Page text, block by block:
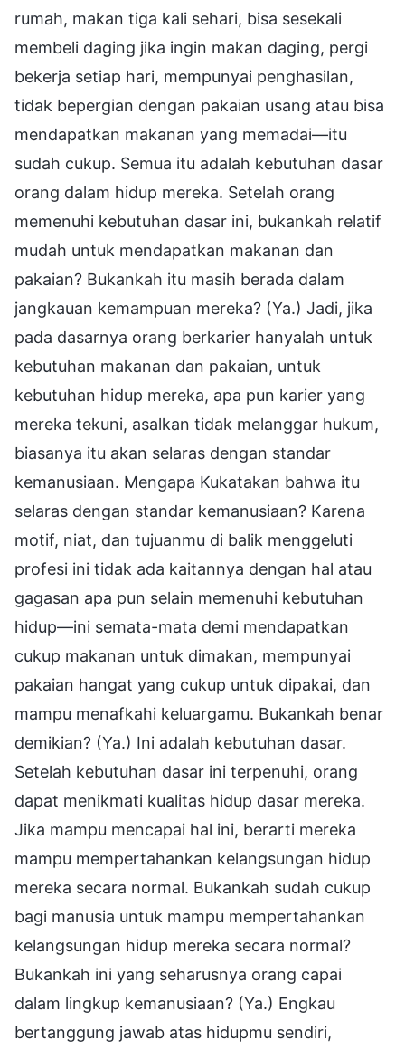
rumah, makan tiga kali sehari, bisa sesekali
membeli daging jika ingin makan daging, pergi
bekerja setiap hari, mempunyai penghasilan,
tidak bepergian dengan pakaian usang atau bisa
mendapatkan makanan yang memadai—itu
sudah cukup. Semua itu adalah kebutuhan dasar
orang dalam hidup mereka. Setelah orang
memenuhi kebutuhan dasar ini, bukankah relatif
mudah untuk mendapatkan makanan dan
pakaian? Bukankah itu masih berada dalam
jangkauan kemampuan mereka? (Ya.) Jadi, jika
pada dasarnya orang berkarier hanyalah untuk
kebutuhan makanan dan pakaian, untuk
kebutuhan hidup mereka, apa pun karier yang
mereka tekuni, asalkan tidak melanggar hukum,
biasanya itu akan selaras dengan standar
kemanusiaan. Mengapa Kukatakan bahwa itu
selaras dengan standar kemanusiaan? Karena
motif, niat, dan tujuanmu di balik menggeluti
profesi ini tidak ada kaitannya dengan hal atau
gagasan apa pun selain memenuhi kebutuhan
hidup—ini semata-mata demi mendapatkan
cukup makanan untuk dimakan, mempunyai
pakaian hangat yang cukup untuk dipakai, dan
mampu menafkahi keluargamu. Bukankah benar
demikian? (Ya.) Ini adalah kebutuhan dasar.
Setelah kebutuhan dasar ini terpenuhi, orang
dapat menikmati kualitas hidup dasar mereka.
Jika mampu mencapai hal ini, berarti mereka
mampu mempertahankan kelangsungan hidup
mereka secara normal. Bukankah sudah cukup
bagi manusia untuk mampu mempertahankan
kelangsungan hidup mereka secara normal?
Bukankah ini yang seharusnya orang capai
dalam lingkup kemanusiaan? (Ya.) Engkau
bertanggung jawab atas hidupmu sendiri,